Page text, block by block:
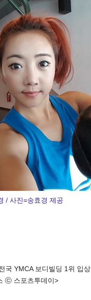
/ 사진=송효경 제공
국 YMCA 보디빌딩 1위 입상
ⓒ 스포츠투데이>